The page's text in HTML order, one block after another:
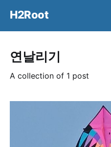
H2Root
연날리기
A collection of 1 post